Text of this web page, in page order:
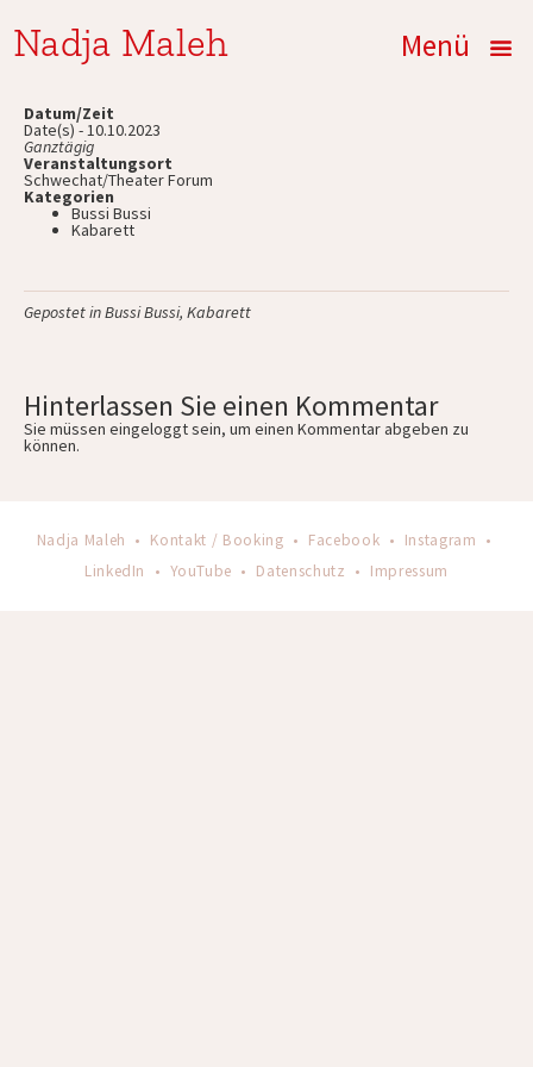
Nadja Maleh Menü
Datum/Zeit
Date(s) - 10.10.2023
Ganztägig
Veranstaltungsort
Schwechat/Theater Forum
Kategorien
Bussi Bussi
Kabarett
Gepostet inBussi Bussi, Kabarett
Hinterlassen Sie einen Kommentar
Sie müssen eingeloggtsein, um einen Kommentar abgeben zu
können.
Nadja Maleh • Kontakt / Booking • Facebook • Instagram •
LinkedIn
• YouTube • Datenschutz • Impressum